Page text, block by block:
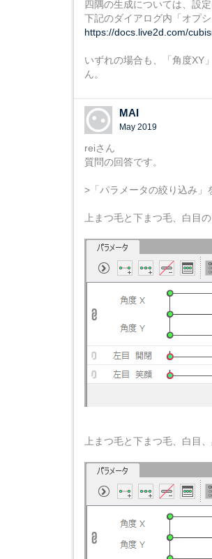
四隅の生成については、設
下記のダイアログ内「オプ
https://docs.live2d.com/
いずれの場合も、「角度XY
ん。
MAI
May 2019
reiさん
質問の回答です。
>「パラメータの絞り込み」
上まつ毛と下まつ毛、白目
上まつ毛と下まつ毛、白目